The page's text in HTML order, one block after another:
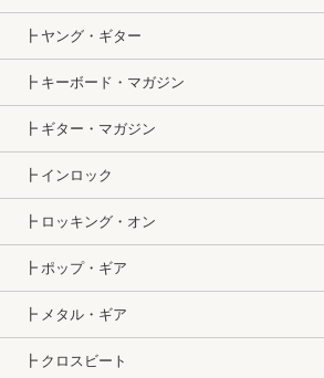
┣ ヤング・ギター
┣ キーボード・マガジン
┣ ギター・マガジン
┣ インロック
┣ ロッキング・オン
┣ ポップ・ギア
┣ メタル・ギア
┣ クロスビート